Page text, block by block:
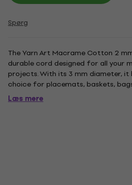
Spørg
The Yarn Art Macrame Cotton 2
durable cord designed for all your
projects. With its 3 mm diameter,
choice for placemats, baskets,
accessories. The deep black color
results. Its cotton blend is machine
Læs mere